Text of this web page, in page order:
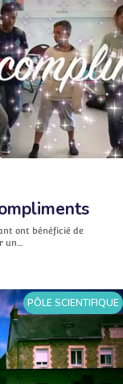
ont bénéficié de
un…
PÔLE SCIENTIFIQUE